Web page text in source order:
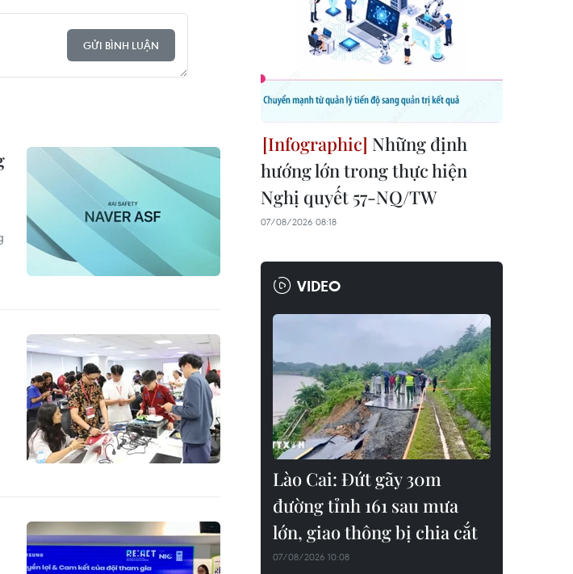
GỬI BÌNH LUẬN
Những định
hướng lớn trong thực hiện
Nghị quyết 57-NQ/TW
07/08/2026 08:18
VIDEO
Lào Cai: Đứt gãy 30m
đường tỉnh 161 sau mưa
lớn, giao thông bị chia cắt
07/08/2026 10:08